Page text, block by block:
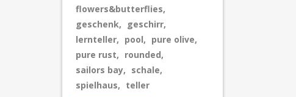
flowers&butterflies,
geschenk, geschirr,
lernteller, pool, pure olive,
pure rust, rounded,
sailors bay, schale,
spielhaus, teller